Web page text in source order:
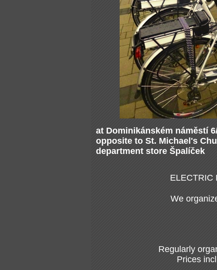
at Dominikánském náměstí
opposite to St. Michael's
department store Špalíček
ELECTRIC
We
Regularly
Prices